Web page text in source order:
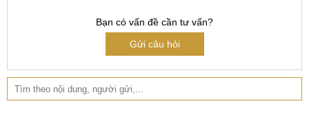
Bạn có vấn đề cần tư vấn?
Gửi câu hỏi